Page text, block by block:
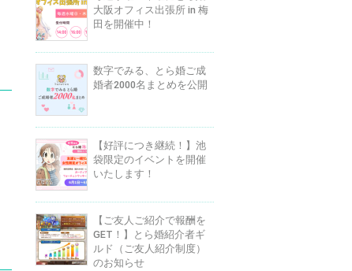
大阪オフィス出張所 in 梅
田を開催中！
数字でみる、とら婚ご成
婚者2000名まとめを公開
【好評につき継続！】池
袋限定のイベントを開催
いたします！
【ご友人ご紹介で報酬を
GET！】とら婚紹介者ギ
ルド（ご友人紹介制度）
のお知らせ